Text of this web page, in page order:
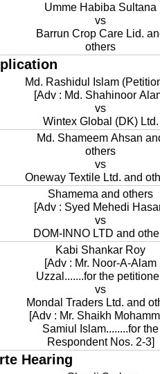
Umme Habiba Sultana
vs
Barrun Crop Care Lid.
others
Md. Rashidul Islam
[Adv : Md. Shahinoor
vs
Wintex Global (DK) Ltd.
Md. Shameem Ahsan
others
vs
Oneway Textile Ltd. and
Shamema and others
[Adv : Syed Mehedi
vs
DOM-INNO LTD and
Kabi Shankar Roy
[Adv : Mr. Noor-A-Alam
Uzzal.......for the
vs
Mondal Traders Ltd. and
[Adv : Mr. Shaikh
Samiul Islam........for the
Respondent Nos. 2-3]
Hearing